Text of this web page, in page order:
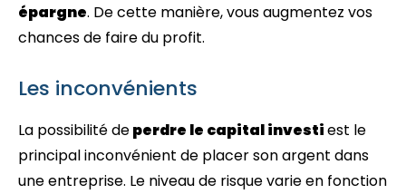
épargne. De cette manière, vous augmentez vos
chances de faire du profit.
Les inconvénients
La possibilité deperdre le capital investiest le
principal inconvénient de placer son argent dans
une entreprise. Le niveau de risque varie en fonction